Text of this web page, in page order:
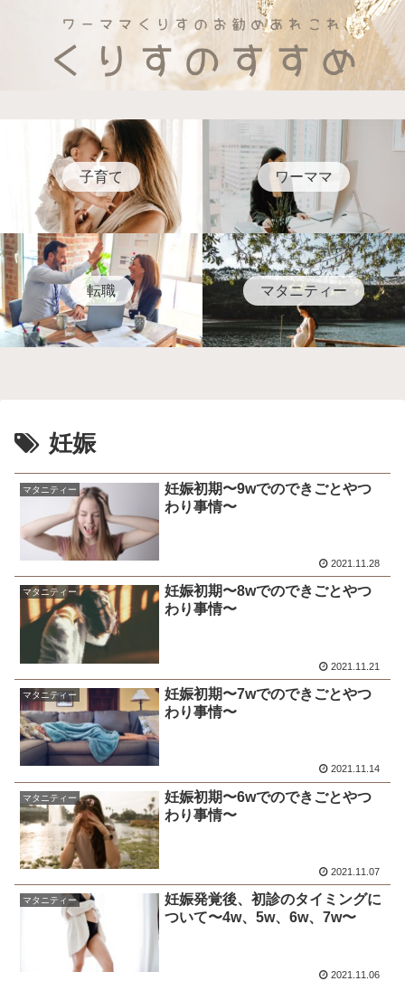
子育て ワーママ
転職 マタニティー
妊娠
マタニティー
妊娠初期〜9wでのできごとやつ
わり事情〜
2021.11.28
マタニティー
妊娠初期〜8wでのできごとやつ
わり事情〜
2021.11.21
マタニティー
妊娠初期〜7wでのできごとやつ
わり事情〜
2021.11.14
マタニティー
妊娠初期〜6wでのできごとやつ
わり事情〜
2021.11.07
マタニティー
妊娠発覚後、初診のタイミングに
ついて〜4w、5w、6w、7w〜
2021.11.06